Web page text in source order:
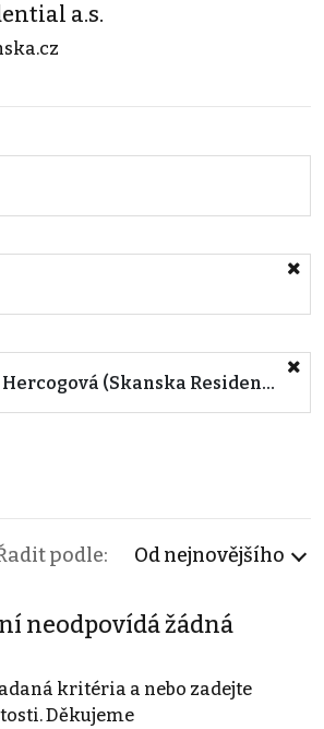
a.s.
Ing. Kateřina Hercogová (Skanska Residential a.s.)
podle: Od nejnovějšího
neodpovídá žádná
kritéria a nebo zadejte
Děkujeme